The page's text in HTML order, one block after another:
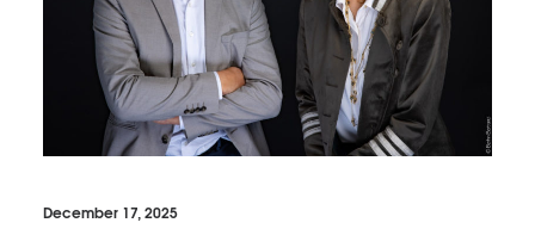
December 17, 2025